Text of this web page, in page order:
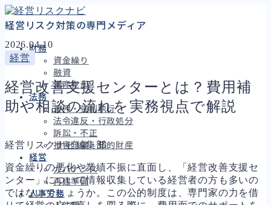
経営リスク対策の専門メディア
財務
資金繰り
融資
資産売却
法務
差押・強制執行
法令違反・行政処分
訴訟・不正
損害賠償・知的財産
経営
ガバナンス
再建準備
人事労務
2026.04.10
経営
経営改善支援センターとは？費用補
助や相談の流れを実務視点で解説
経営リスクナビ編集部
資金繰りの悪化や業績不振に直面し、「経営改善支援セ
ンター」について情報収集している経営者の方も多いの
ではないでしょうか。この公的制度は、専門家の力を借